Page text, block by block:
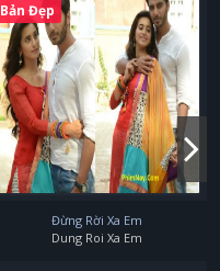
Bản Đẹp
Đừng Rời Xa Em
Dung Roi Xa Em